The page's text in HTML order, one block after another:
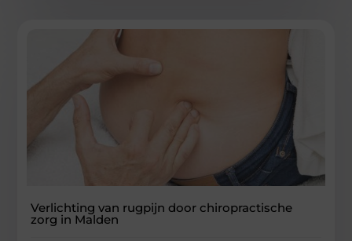
Verlichting van rugpijn door chiropractische
zorg in Malden